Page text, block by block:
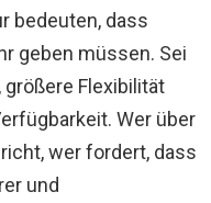
bedeuten, dass
geben müssen. Sei
Flexibilität
Wer über
wer fordert, dass
und